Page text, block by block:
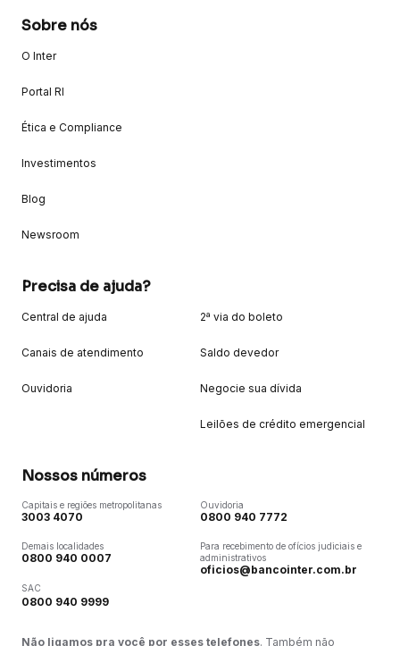
Sobre nós
O Inter
Portal RI
Ética e Compliance
Investimentos
Blog
Newsroom
Precisa de ajuda?
Central de ajuda
Canais de atendimento
Ouvidoria
2ª via do boleto
Saldo devedor
Negocie sua dívida
Leilões de crédito emergencial
Nossos números
Capitais e regiões metropolitanas
3003 4070
Demais localidades
0800 940 0007
SAC
0800 940 9999
Ouvidoria
0800 940 7772
Para recebimento de ofícios judiciais e
administrativos
oficios@bancointer.com.br
Não ligamos pra você por esses telefones. Também não